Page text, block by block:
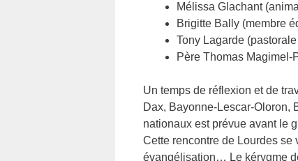
Mélissa Glachant
Brigitte Bally (membre
Tony Lagarde
Père Thomas Magimel-
Un temps de réflexion et de
Dax, Bayonne-Lescar-Oloron,
nationaux est prévue avant le
Cette rencontre de Lourdes
évangélisation… Le kérygme